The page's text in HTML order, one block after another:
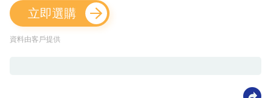
立即選購
資料由客戶提供